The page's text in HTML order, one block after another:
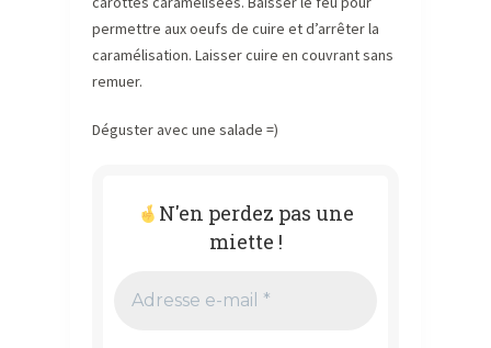
permettre aux oeufs de cuire et d’arrêter la
caramélisation. Laisser cuire en couvrant sans
remuer.
Déguster avec une salade =)
N'en perdez pas une
miette !
e-